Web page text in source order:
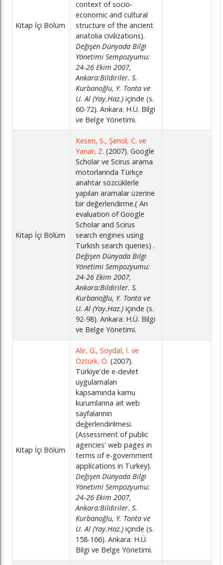
Kitap İçi Bölüm
context of socio-
economic and cultural
structure of the ancient
anatolia civilizations).
Değişen Dünyada Bilgi
Yönetimi Sempozyumu:
24-26 Ekim 2007,
Ankara:Bildiriler. S.
Kurbanoğlu, Y. Tonta ve
U. Al (Yay.Haz.)içinde (s.
60-72). Ankara: H.Ü. Bilgi
ve Belge Yönetimi.
Kitap İçi Bölüm
Kesen, S., Şenol, C. ve
Yanar, Z. (2007). Google
Scholar ve Scirus arama
motorlarında Türkçe
anahtar sözcüklerle
yapılan aramalar üzerine
bir değerlendirme.( An
evaluation of Google
Scholar and Scirus
search engines using
Turkish search queries) .
Değişen Dünyada Bilgi
Yönetimi Sempozyumu:
24-26 Ekim 2007,
Ankara:Bildiriler. S.
Kurbanoğlu, Y. Tonta ve
U. Al (Yay.Haz.)içinde (s.
92-98). Ankara: H.Ü. Bilgi
ve Belge Yönetimi.
Kitap İçi Bölüm
Alır, G., Soydal, İ. ve
Öztürk, Ö. (2007).
Türkiye'de e-devlet
uygulamaları
kapsamında kamu
kurumlarına ait web
sayfalarının
değerlendirilmesi.
(Assessment of public
agencies' web pages in
terms of e-government
applications in Turkey).
Değişen Dünyada Bilgi
Yönetimi Sempozyumu:
24-26 Ekim 2007,
Ankara:Bildiriler. S.
Kurbanoğlu, Y. Tonta ve
U. Al (Yay.Haz.)içinde (s.
158-166). Ankara: H.Ü.
Bilgi ve Belge Yönetimi.